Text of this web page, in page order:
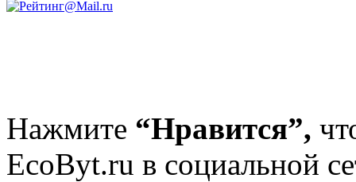
Нажмите “Нравится”,
EcoByt.ru в социальной